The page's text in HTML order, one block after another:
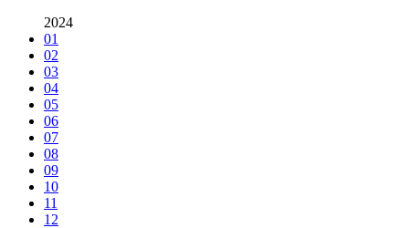
2024
01
02
03
04
05
06
07
08
09
10
11
12